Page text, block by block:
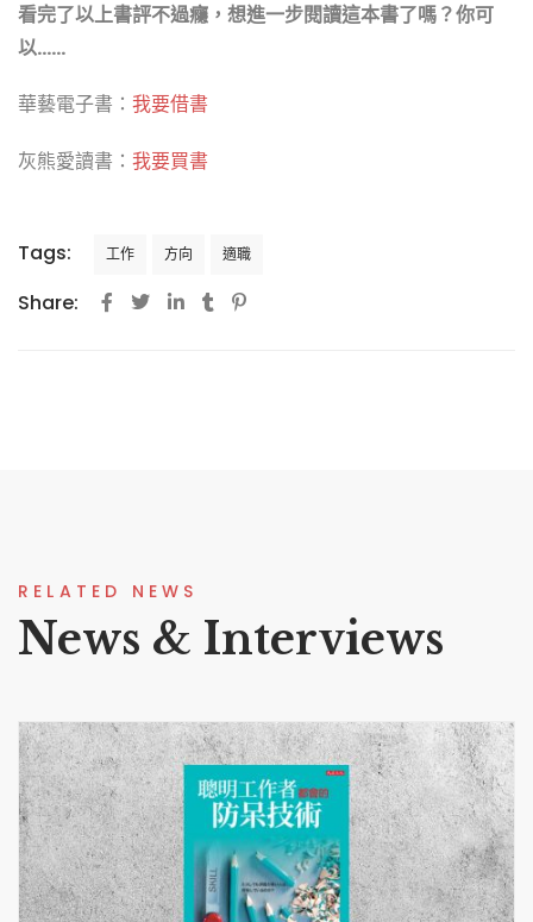
看完了以上書評不過癮，想進一步閱讀這本書了嗎？你可
以……
華藝電子書： 我要借書
灰熊愛讀書： 我要買書
Tags: 工作 方向 適職
Share:
RELATED NEWS
News & Interviews